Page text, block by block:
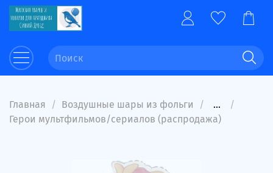
Главная Воздушные шары из фольги
...
Герои мультфильмов/сериалов (распродажа)